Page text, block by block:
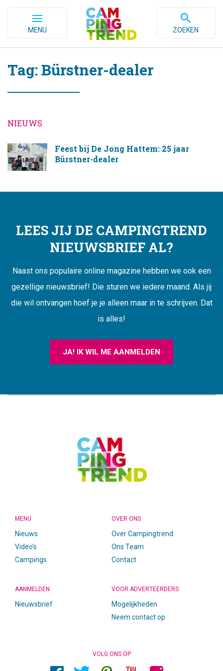
MENU ZOEKEN
Tag: Bürstner-dealer
NIEUWS
Feest bij De Jong Hattem: 25 jaar
Bürstner-dealer
LEES JIJ DE CAMPINGTREND
NIEUWSBRIEF AL?
Naast ons populaire online magazine hebben we ook een
gezellige nieuwsbrief! Die sturen we iedere maand. Als jij
die wil ontvangen hoef je je alleen maar in te schrijven. Dat
is alles!
JA! IK WIL ME AANMELDEN
MENU
Nieuws
Video’s
Campings
OVER ONS
Over Campingtrend
Ons Team
Contact
AANMELDEN
Nieuwsbrief
VOOR ADVERTEERDERS
Mogelijkheden
Neem contact op
VOLG ONS OP